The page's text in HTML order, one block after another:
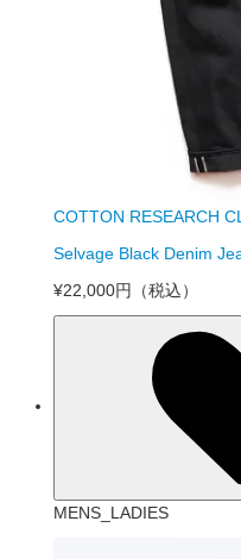
COTTON RESEARCH
Selvage Black Denim
¥22,000円 （税込）
MENS_LADIES